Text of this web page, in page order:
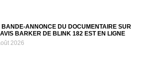
BANDE-ANNONCE DU DOCUMENTAIRE SUR
BARKER DE BLINK 182 EST EN LIGNE
2026